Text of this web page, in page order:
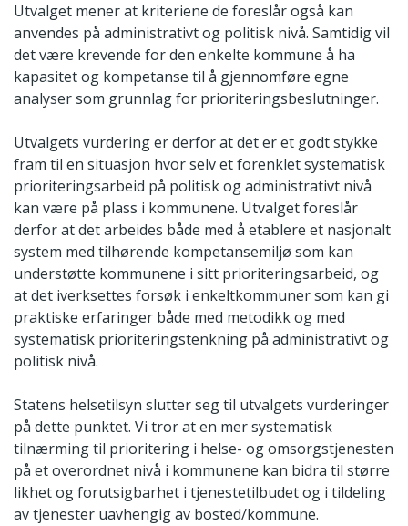
Utvalget mener at kriteriene de foreslår også kan
anvendes på administrativt og politisk nivå. Samtidig vil
det være krevende for den enkelte kommune å ha
kapasitet og kompetanse til å gjennomføre egne
analyser som grunnlag for prioriteringsbeslutninger.
Utvalgets vurdering er derfor at det er et godt stykke
fram til en situasjon hvor selv et forenklet systematisk
prioriteringsarbeid på politisk og administrativt nivå
kan være på plass i kommunene. Utvalget foreslår
derfor at det arbeides både med å etablere et nasjonalt
system med tilhørende kompetansemiljø som kan
understøtte kommunene i sitt prioriteringsarbeid, og
at det iverksettes forsøk i enkeltkommuner som kan gi
praktiske erfaringer både med metodikk og med
systematisk prioriteringstenkning på administrativt og
politisk nivå.
Statens helsetilsyn slutter seg til utvalgets vurderinger
på dette punktet. Vi tror at en mer systematisk
tilnærming til prioritering i helse- og omsorgstjenesten
på et overordnet nivå i kommunene kan bidra til større
likhet og forutsigbarhet i tjenestetilbudet og i tildeling
av tjenester uavhengig av bosted/kommune.